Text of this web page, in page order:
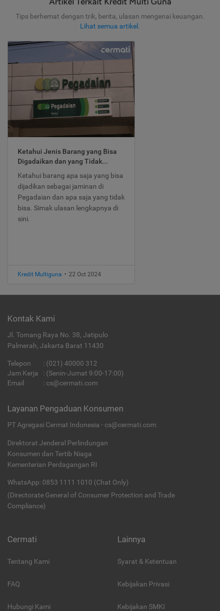
Tips berhemat dengan trik, berita, ulasan mengenai keuangan.
Lihat semua artikel .
Ketahui Jenis Barang yang Bisa
Digadaikan dan yang Tidak...
Ketahui barang apa saja yang bisa
dijadikan sebagai jaminan di
Pegadaian dan apa saja yang tidak
bisa. Simak ulasan lengkapnya di
sini.
Kredit Multiguna • 22 Oct 2024
Kontak Kami
Jl. Tomang Raya No. 38, Jatipulo
Palmerah, Jakarta Barat 11430
Telepon : (021) 40000 312
Jam Kerja
: (Senin-Jumat 9:00-17:00)
Email
: cs@cermati.com
Layanan Pengaduan Konsumen
PT Agregasi Cermat Indonesia - cs@cermati.com
Direktorat Jenderal Perlindungan
Konsumen dan Tertib Niaga
Kementerian Perdagangan RI
WhatsApp: 0853 1111 1010 (Chat Only)
(Directorate General of Consumer Protection and Trade
Compliance)
Cermati
Tentang Kami
FAQ
Hubungi Kami
Lainnya
Syarat & Ketentuan
Kebijakan Privasi
Kebijakan SMKI